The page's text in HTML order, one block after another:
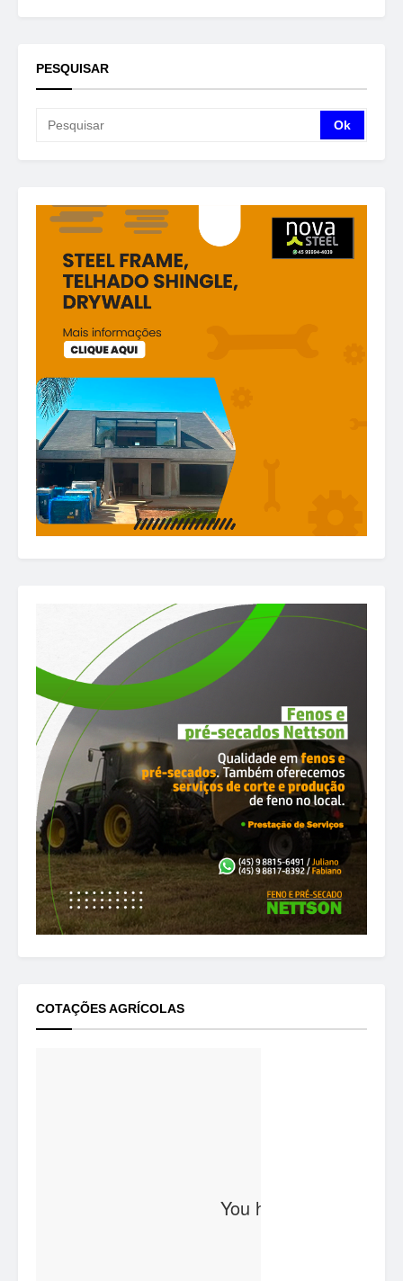
PESQUISAR
COTAÇÕES AGRÍCOLAS